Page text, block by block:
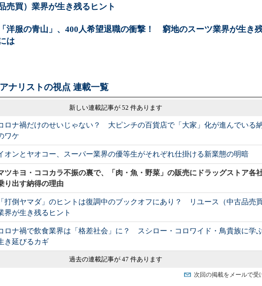
売買）業界が生き残るヒント
「洋服の青山」、400人希望退職の衝撃！ 窮地のスーツ業界が生き
は
ナリストの視点 連載一覧
次回の掲載をメールで受
新しい連載記事が 52 件あります
ロナ禍だけのせいじゃない？ 大ピンチの百貨店で「大家」化が進んでいる
ワケ
オンとヤオコー、スーパー業界の優等生がそれぞれ仕掛ける新業態の明暗
ツキヨ・ココカラ不振の裏で、「肉・魚・野菜」の販売にドラッグストア各
り出す納得の理由
「打倒ヤマダ」のヒントは復調中のブックオフにあり？ リユース（中古品売買
界が生き残るヒント
ロナ禍で飲食業界は「格差社会」に？ スシロー・コロワイド・鳥貴族に学ぶ
き延びるカギ
過去の連載記事が 47 件あります